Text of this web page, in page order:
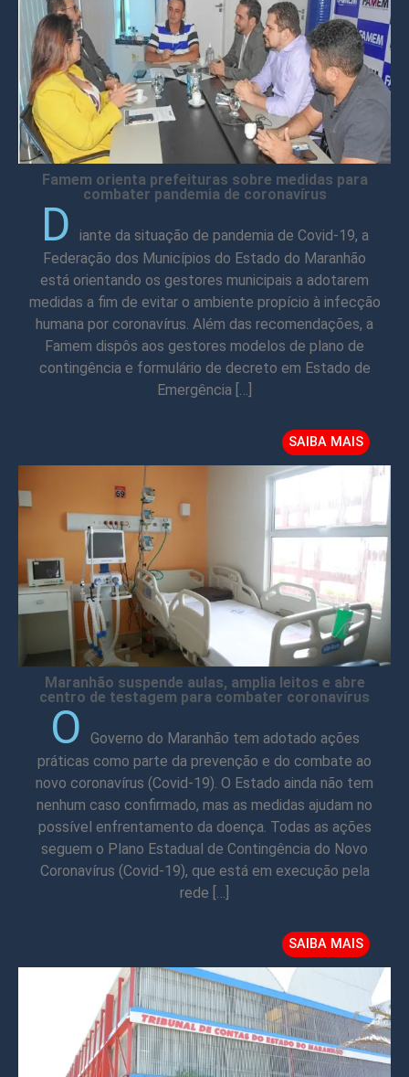
Famem orienta prefeituras sobre medidas para
combater pandemia de coronavírus
D
iante da situação de pandemia de Covid-19, a
Federação dos Municípios do Estado do Maranhão
está orientando os gestores municipais a adotarem
medidas a fim de evitar o ambiente propício à infecção
humana por coronavírus. Além das recomendações, a
Famem dispôs aos gestores modelos de plano de
contingência e formulário de decreto em Estado de
Emergência […]
SAIBA MAIS
Maranhão suspende aulas, amplia leitos e abre
centro de testagem para combater coronavírus
O
Governo do Maranhão tem adotado ações
práticas como parte da prevenção e do combate ao
novo coronavírus (Covid-19). O Estado ainda não tem
nenhum caso confirmado, mas as medidas ajudam no
possível enfrentamento da doença. Todas as ações
seguem o Plano Estadual de Contingência do Novo
Coronavírus (Covid-19), que está em execução pela
rede […]
SAIBA MAIS